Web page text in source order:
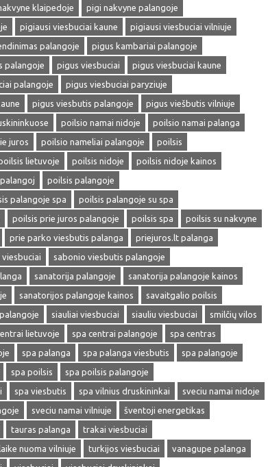
klaipedoje
pigi nakvyne palangoje
pigiausi viesbuciai kaune
pigiausi viesbuciai vilniuje
palangoje
pigus kambariai palangoje
palangoje pigus viesbuciai
pigus viesbuciai kaune
palangoje
pigus viesbuciai paryziuje
pigus viesbutis palangoje
pigus viešbutis vilniuje
poilsio namai nidoje
poilsio namai palanga
juros poilsio nameliai palangoje
poilsis
lietuvoje poilsis nidoje
poilsis nidoje kainos
poilsis palangoje
palangoje spa
poilsis palangoje su spa
poilsis prie juros palangoje poilsis spa
poilsis su nakvyne
prie parko viesbutis palanga
priejuros.lt palanga
sabonio viesbutis palangoje
sanatorija palangoje
sanatorija palangoje kainos
sanatorijos palangoje kainos
savaitgalio poilsis
siauliai viesbuciai siauliu viesbuciai
smilčių vilos
lietuvoje spa centrai palangoje
spa centras
spa palanga spa palanga viesbutis
spa palangoje
spa poilsis
spa poilsis palangoje
spa viesbutis spa vilnius druskininkai
sveciu namai nidoje
sveciu namai vilniuje
šventoji energetikas
tauras palanga
trakai viesbuciai
nuoma vilniuje turkijos viesbuciai
vanagupe palanga